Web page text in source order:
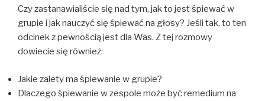
Czy zastanawialiście się nad tym, jak to jest śpiewać w
grupie i jak nauczyć się śpiewać na głosy? Jeśli tak, to ten
odcinek z pewnością jest dla Was. Z tej rozmowy
dowiecie się również:
Jakie zalety ma śpiewanie w grupie?
Dlaczego śpiewanie w zespole może być remedium na